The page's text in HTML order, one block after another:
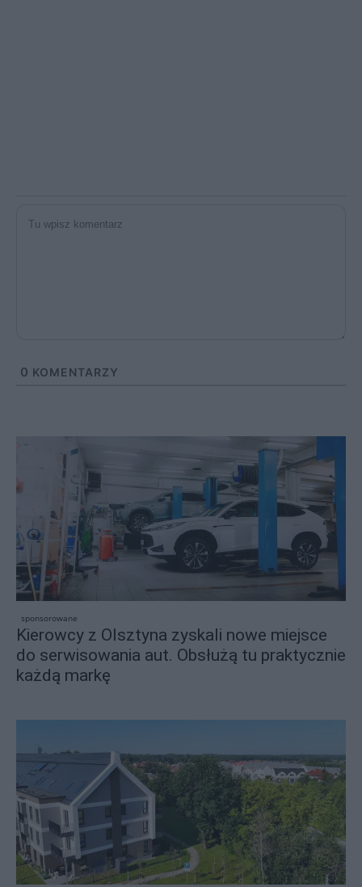
0 KOMENTARZY
sponsorowane
Kierowcy z Olsztyna zyskali nowe miejsce
do serwisowania aut. Obsłużą tu praktycznie
każdą markę